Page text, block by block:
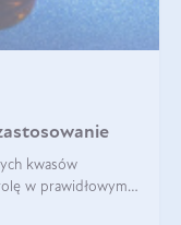
kwasów
w prawidłowym